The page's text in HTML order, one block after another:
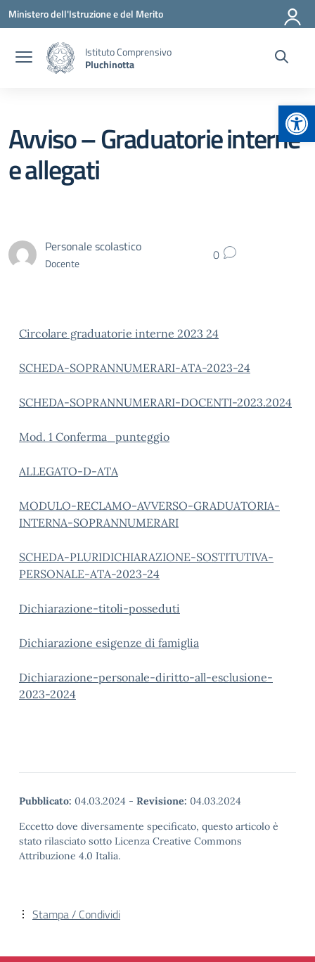
Vai ai contenuti
Vai al menu di navigazione
Vai al footer
Ministero dell'Istruzione e del Merito
Istituto Comprensivo
Pluchinotta
Avviso – Graduatorie interne
e allegati
Personale scolastico
Docente 0
Circolare graduatorie interne 2023 24
SCHEDA-SOPRANNUMERARI-ATA-2023-24
SCHEDA-SOPRANNUMERARI-DOCENTI-2023.2024
Mod. 1 Conferma_punteggio
ALLEGATO-D-ATA
MODULO-RECLAMO-AVVERSO-GRADUATORIA-
INTERNA-SOPRANNUMERARI
SCHEDA-PLURIDICHIARAZIONE-SOSTITUTIVA-
PERSONALE-ATA-2023-24
Dichiarazione-titoli-posseduti
Dichiarazione esigenze di famiglia
Dichiarazione-personale-diritto-all-esclusione-
2023-2024
Pubblicato: 04.03.2024 - Revisione: 04.03.2024
Eccetto dove diversamente specificato, questo articolo è
stato rilasciato sotto Licenza Creative Commons
Attribuzione 4.0 Italia.
Stampa / Condividi